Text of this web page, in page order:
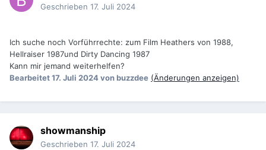
Geschrieben 17. Juli 2024
Ich suche noch Vorführrechte: zum Film Heathers von 1988,
Hellraiser 1987und Dirty Dancing 1987
Kann mir jemand weiterhelfen?
Bearbeitet17. Juli 2024von buzzdee (Änderungen anzeigen)
showmanship
Geschrieben 17. Juli 2024